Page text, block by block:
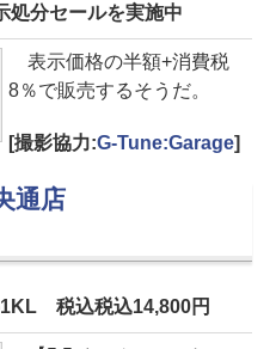
処分セールを実施中
表示価格の半額+消費税
8％で販売するそうだ。
[撮影協力:G-Tune:Garage]
通店
税込税込14,800円